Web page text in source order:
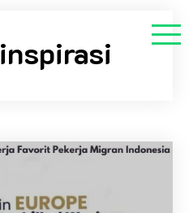
inspirasi